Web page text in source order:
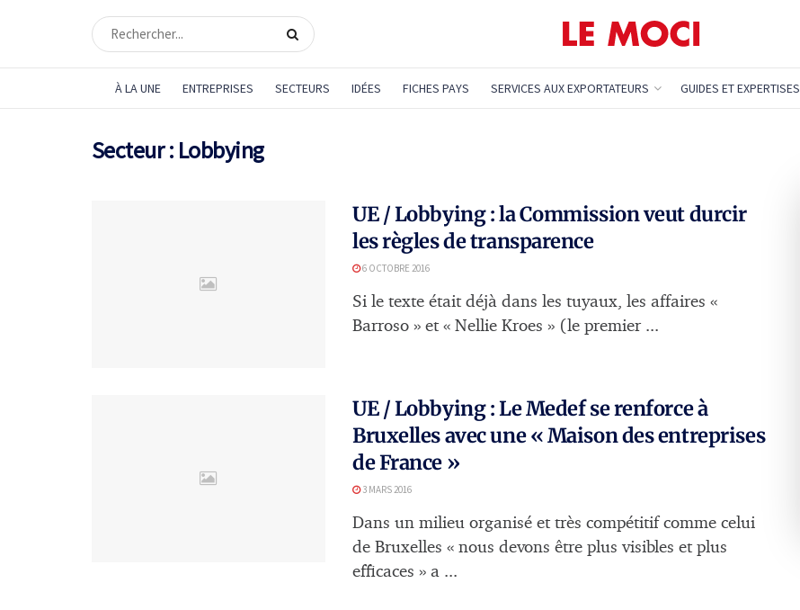
À LA UNE ENTREPRISES SECTEURS IDÉES FICHES PAYS SERVICES AUX EXPORTATEURS GUIDES ET EXPERTISES
Secteur : Lobbying
UE / Lobbying : la Commission veut durcir
les règles de transparence
6 OCTOBRE 2016
Si le texte était déjà dans les tuyaux, les affaires «
Barroso » et « Nellie Kroes » (le premier ...
UE / Lobbying : Le Medef se renforce à
Bruxelles avec une « Maison des entreprises
de France »
3 MARS 2016
Dans un milieu organisé et très compétitif comme celui
de Bruxelles « nous devons être plus visibles et plus
efficaces » a ...